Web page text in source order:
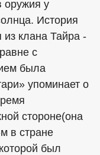
у
История
клана Тайра -
с
была
упоминает о
стороне(она
в стране
был